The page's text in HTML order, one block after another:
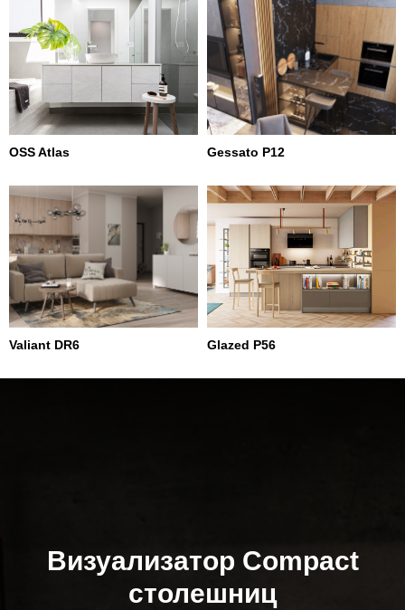
OSS Atlas Gessato P12
Valiant DR6 Glazed P56
Визуализатор Compact
столешниц